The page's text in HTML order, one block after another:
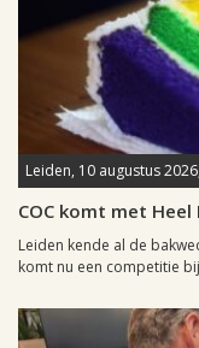
Leiden, 10 augustus
COC komt met Heel
Leiden kende al de
komt nu een competitie